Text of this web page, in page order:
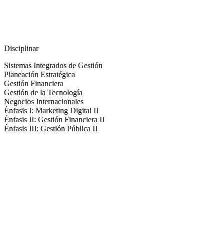
Disciplinar
Sistemas Integrados de Gestión
Planeación Estratégica
Gestión Financiera
Gestión de la Tecnología
Negocios Internacionales
Énfasis I: Marketing Digital II
Énfasis II: Gestión Financiera II
Énfasis III: Gestión Pública II